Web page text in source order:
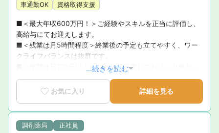
車通勤OK
資格取得支援
■＜最大年収600万円！＞ご経験やスキルを正当に評価し、
高給与にてお迎えします。
■＜残業は月5時間程度＞終業後の予定も立てやすく、ワー
クライフバランスは抜群です。
■＜年間休日120日以上＞お休みが充実しており、心身とも
にリフレッシュ可能です。
...続きを読む
お気に入り 詳細を見る
調剤薬局 正社員